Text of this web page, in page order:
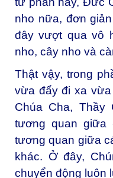
nho nữa, đơn
đây vượt qua vô
nho, cây nho và
Thật vậy, trong
vừa đẩy đi xa
Chúa Cha, Thầy
tương quan giữa
tương quan giữa
khác. Ở đây,
chuyển động luôn